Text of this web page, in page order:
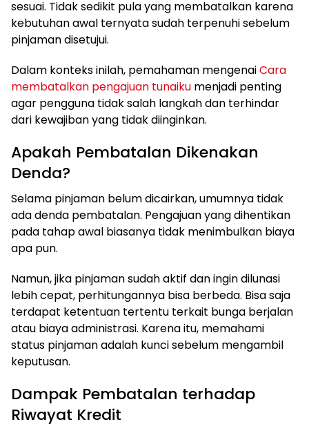
sesuai. Tidak sedikit pula yang membatalkan karena
kebutuhan awal ternyata sudah terpenuhi sebelum
pinjaman disetujui.
Dalam konteks inilah, pemahaman mengenaiCara
membatalkan pengajuan tunaiku menjadi penting
agar pengguna tidak salah langkah dan terhindar
dari kewajiban yang tidak diinginkan.
Apakah Pembatalan Dikenakan
Denda?
Selama pinjaman belum dicairkan, umumnya tidak
ada denda pembatalan. Pengajuan yang dihentikan
pada tahap awal biasanya tidak menimbulkan biaya
apa pun.
Namun, jika pinjaman sudah aktif dan ingin dilunasi
lebih cepat, perhitungannya bisa berbeda. Bisa saja
terdapat ketentuan tertentu terkait bunga berjalan
atau biaya administrasi. Karena itu, memahami
status pinjaman adalah kunci sebelum mengambil
keputusan.
Dampak Pembatalan terhadap
Riwayat Kredit